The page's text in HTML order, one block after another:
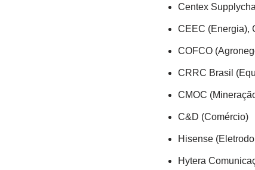
Centex
CEEC (Energia),
COFCO
CRRC Brasil
CMOC
C&D (Comércio)
Hisense
Hytera